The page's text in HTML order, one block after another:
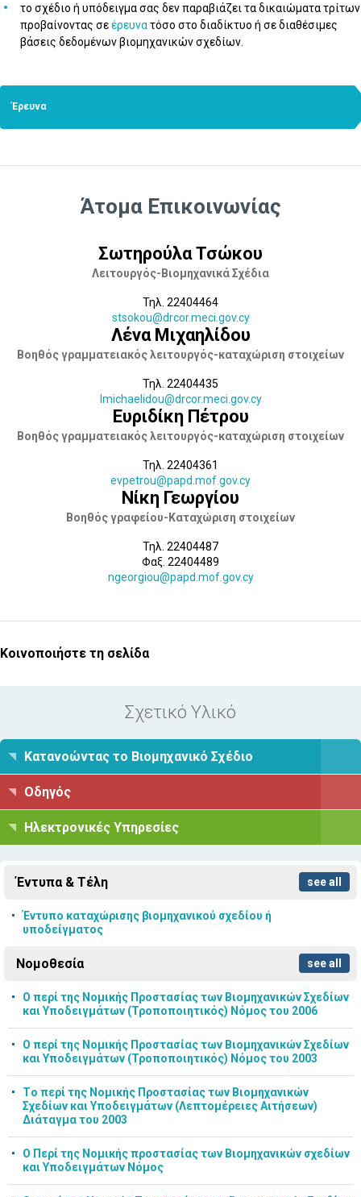
το σχέδιο ή υπόδειγμα σας δεν παραβιάζει τα δικαιώματα τρίτων
προβαίνοντας σεέρευνατόσο στο διαδίκτυο ή σε διαθέσιμες
βάσεις δεδομένων βιομηχανικών σχεδίων.
Έρευνα
Άτομα Επικοινωνίας
Σωτηρούλα Τσώκου
Λειτουργός-Βιομηχανικά Σχέδια
Τηλ. 22404464
stsokou@drcor.meci.gov.cy
Λένα Μιχαηλίδου
Βοηθός γραμματειακός λειτουργός-καταχώριση στοιχείων
Τηλ. 22404435
lmichaelidou@drcor.meci.gov.cy
Ευριδίκη Πέτρου
Βοηθός γραμματειακός λειτουργός-καταχώριση στοιχείων
Τηλ. 22404361
evpetrou@papd.mof.gov.cy
Νίκη Γεωργίου
Βοηθός γραφείου-Καταχώριση στοιχείων
Τηλ. 22404487
Φαξ. 22404489
ngeorgiou@papd.mof.gov.cy
Κοινοποιήστε τη σελίδα
Σχετικό Υλικό
Κατανοώντας το Βιομηχανικό Σχέδιο
Οδηγός
Ηλεκτρονικές Υπηρεσίες
Έντυπα & Τέλη see all
Έντυπο καταχώρισης βιομηχανικού σχεδίου ή
υποδείγματος
Νομοθεσία see all
Ο περί της Νομικής Προστασίας των Βιομηχανικών Σχεδίων
και Υποδειγμάτων (Τροποποιητικός) Νόμος του 2006
Ο περί της Νομικής Προστασίας των Βιομηχανικών Σχεδίων
και Υποδειγμάτων (Τροποποιητικός) Νόμος του 2003
Tο περί της Νομικής Προστασίας των Βιομηχανικών
Σχεδίων και Υποδειγμάτων (Λεπτομέρειες Αιτήσεων)
Διάταγμα του 2003
Ο Περί της Νομικής προστασίας των Βιομηχανικών σχεδίων
και Υποδειγμάτων Νόμος